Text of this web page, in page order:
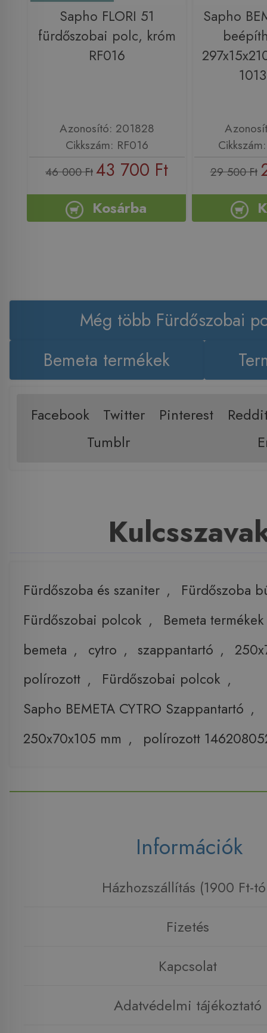
Sapho FLORI 51
fürdőszobai polc, króm
RF016
Azonosító: 201828
Cikkszám: RF016
46 000 Ft43 700 Ft
Kosárba
Sapho
29 500 Ft
Még több Fürdőszobai
Bemeta termékek
Facebook Twitter Pinterest
Tumblr
Fürdőszoba és szaniter ,
Fürdőszoba
Fürdőszobai polcok ,
Bemeta termékek
bemeta , cytro , szappantartó ,
polírozott , Fürdőszobai polcok ,
Sapho BEMETA CYTRO Szappantartó ,
250x70x105 mm , polírozott
Információk
Házhozszállítás (1900 Ft-
Fizetés
Kapcsolat
Adatvédelmi tájékoztató